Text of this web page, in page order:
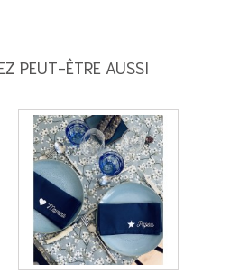
PEUT-ÊTRE AUSSI